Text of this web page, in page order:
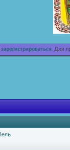
зарегистрироваться. Для